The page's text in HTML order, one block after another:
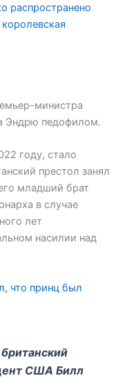
распространено
министра
Эндрю педофилом.
году, стало
престол занял
младший брат
в случае
лет
насилии над
что принц был
США Билл